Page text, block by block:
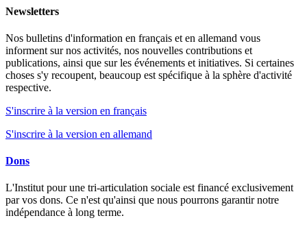
Newsletters
Nos bulletins d'information en français et en allemand vous
informent sur nos activités, nos nouvelles contributions et
publications, ainsi que sur les événements et initiatives. Si certaines
choses s'y recoupent, beaucoup est spécifique à la sphère d'activité
respective.
S'inscrire à la version en français
S'inscrire à la version en allemand
Dons
L'Institut pour une tri-articulation sociale est financé exclusivement
par vos dons. Ce n'est qu'ainsi que nous pourrons garantir notre
indépendance à long terme.